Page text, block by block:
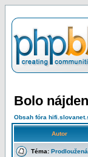
Bolo
Obsah fóra
Autor
Téma: